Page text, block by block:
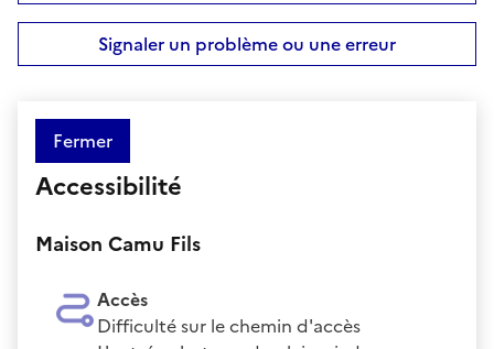
Signaler un problème ou une erreur
Fermer
Accessibilité
Maison Camu Fils
Accès
Difficulté sur le chemin d'accès